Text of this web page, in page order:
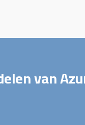
van